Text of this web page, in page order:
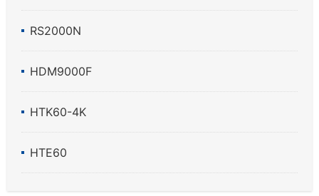
RS2000N
HDM9000F
HTK60-4K
HTE60